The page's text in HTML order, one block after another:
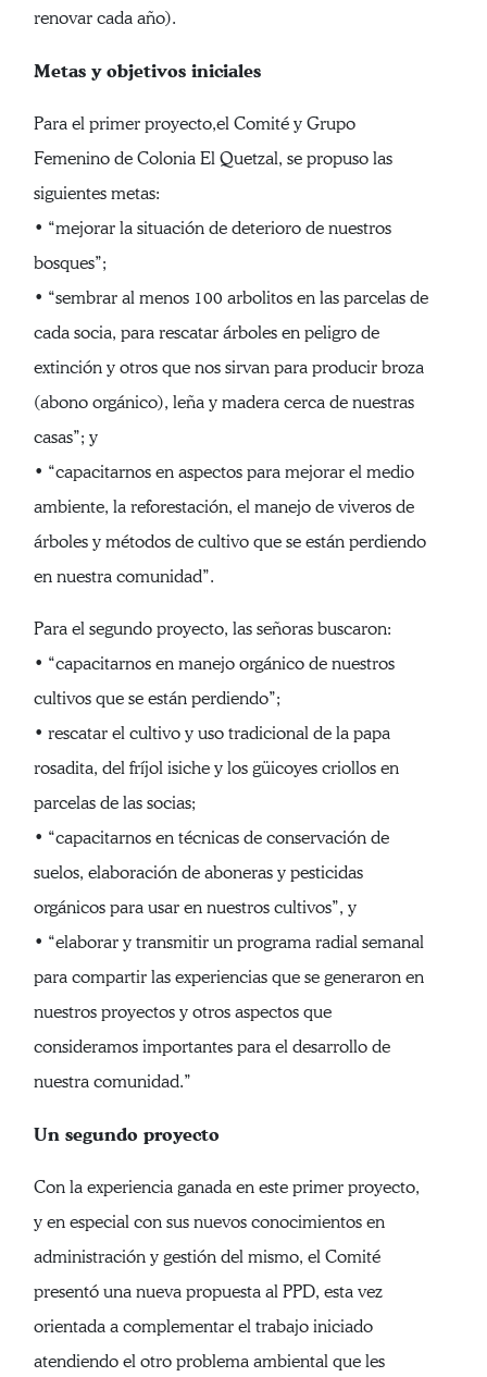
renovar cada año).
Metas y objetivos iniciales
Para el primer proyecto,el Comité y Grupo
Femenino de Colonia El Quetzal, se propuso las
siguientes metas:
• “mejorar la situación de deterioro de nuestros
bosques”;
• “sembrar al menos 100 arbolitos en las parcelas de
cada socia, para rescatar árboles en peligro de
extinción y otros que nos sirvan para producir broza
(abono orgánico), leña y madera cerca de nuestras
casas”; y
• “capacitarnos en aspectos para mejorar el medio
ambiente, la reforestación, el manejo de viveros de
árboles y métodos de cultivo que se están perdiendo
en nuestra comunidad”.
Para el segundo proyecto, las señoras buscaron:
• “capacitarnos en manejo orgánico de nuestros
cultivos que se están perdiendo”;
• rescatar el cultivo y uso tradicional de la papa
rosadita, del fríjol isiche y los güicoyes criollos en
parcelas de las socias;
• “capacitarnos en técnicas de conservación de
suelos, elaboración de aboneras y pesticidas
orgánicos para usar en nuestros cultivos”, y
• “elaborar y transmitir un programa radial semanal
para compartir las experiencias que se generaron en
nuestros proyectos y otros aspectos que
consideramos importantes para el desarrollo de
nuestra comunidad.”
Un segundo proyecto
Con la experiencia ganada en este primer proyecto,
y en especial con sus nuevos conocimientos en
administración y gestión del mismo, el Comité
presentó una nueva propuesta al PPD, esta vez
orientada a complementar el trabajo iniciado
atendiendo el otro problema ambiental que les